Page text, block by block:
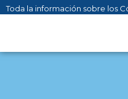
Toda la información sobre los